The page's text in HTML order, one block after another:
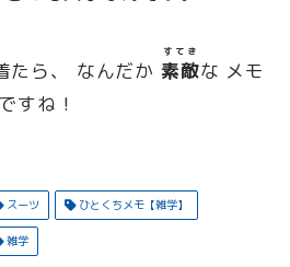
たら、 なんだか 素敵
すてき
な メモ
すね！
スーツ ひとくちメモ【雑学】
雑学